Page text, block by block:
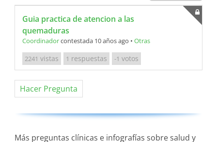
Guia practica de atencion a las
quemaduras
Coordinadorcontestada 10 años ago • Otras
2241 vistas 1 respuestas -1 votos
Hacer Pregunta
Más preguntas clínicas e infografías sobre salud y